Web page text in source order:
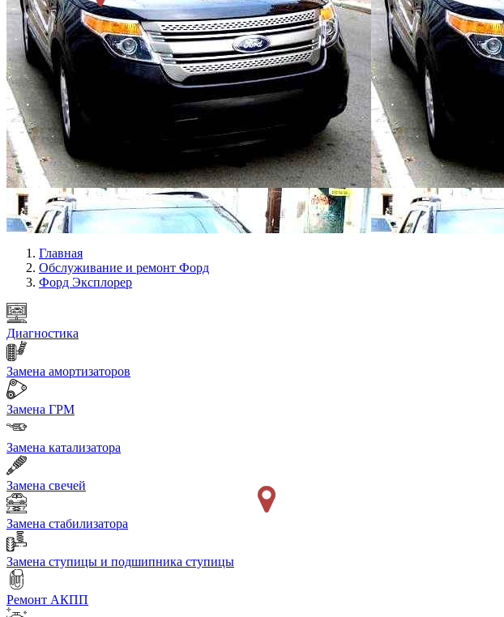
Главная
Обслуживание и ремонт Форд
Форд Эксплорер
Диагностика
Замена амортизаторов
Замена ГРМ
Замена катализатора
Замена свечей
Замена стабилизатора
Замена ступицы и подшипника ступицы
Ремонт АКПП